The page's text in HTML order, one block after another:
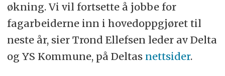
økning. Vi vil fortsette å jobbe for
fagarbeiderne inn i hovedoppgjøret til
neste år, sier Trond Ellefsen leder av Delta
og YS Kommune, på Deltas nettsider.